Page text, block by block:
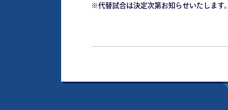
※代替試合は決定次第お知らせいたします。